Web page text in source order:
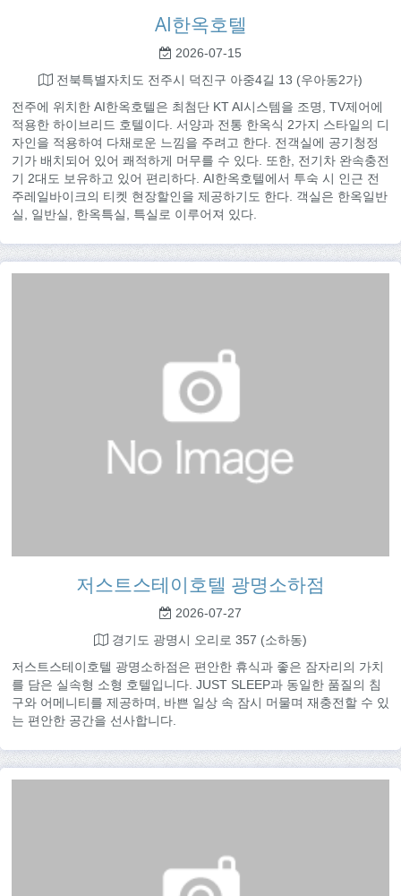
AI한옥호텔
2026-07-15
전북특별자치도 전주시 덕진구 아중4길 13 (우아동2가)
전주에 위치한 AI한옥호텔은 최첨단 KT AI시스템을 조명, TV제어에
적용한 하이브리드 호텔이다. 서양과 전통 한옥식 2가지 스타일의 디
자인을 적용하여 다채로운 느낌을 주려고 한다. 전객실에 공기청정
기가 배치되어 있어 쾌적하게 머무를 수 있다. 또한, 전기차 완속충전
기 2대도 보유하고 있어 편리하다. AI한옥호텔에서 투숙 시 인근 전
주레일바이크의 티켓 현장할인을 제공하기도 한다. 객실은 한옥일반
실, 일반실, 한옥특실, 특실로 이루어져 있다.
저스트스테이호텔 광명소하점
2026-07-27
경기도 광명시 오리로 357 (소하동)
저스트스테이호텔 광명소하점은 편안한 휴식과 좋은 잠자리의 가치
를 담은 실속형 소형 호텔입니다. JUST SLEEP과 동일한 품질의 침
구와 어메니티를 제공하며, 바쁜 일상 속 잠시 머물며 재충전할 수 있
는 편안한 공간을 선사합니다.